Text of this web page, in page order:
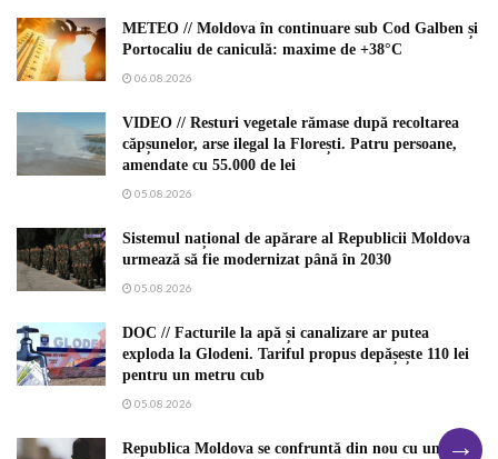
METEO // Moldova în continuare sub Cod Galben și
Portocaliu de caniculă: maxime de +38°C
06.08.2026
VIDEO // Resturi vegetale rămase după recoltarea
căpșunelor, arse ilegal la Florești. Patru persoane,
amendate cu 55.000 de lei
05.08.2026
Sistemul național de apărare al Republicii Moldova
urmează să fie modernizat până în 2030
05.08.2026
DOC // Facturile la apă și canalizare ar putea
exploda la Glodeni. Tariful propus depășește 110 lei
pentru un metru cub
05.08.2026
Republica Moldova se confruntă din nou cu un
→